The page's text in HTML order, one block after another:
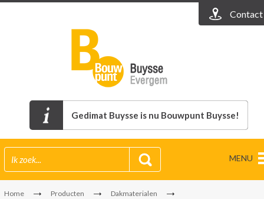
Contact
Gedimat Buysse is nu Bouwpunt Buysse!
MENU
Home Producten
Dakmaterialen